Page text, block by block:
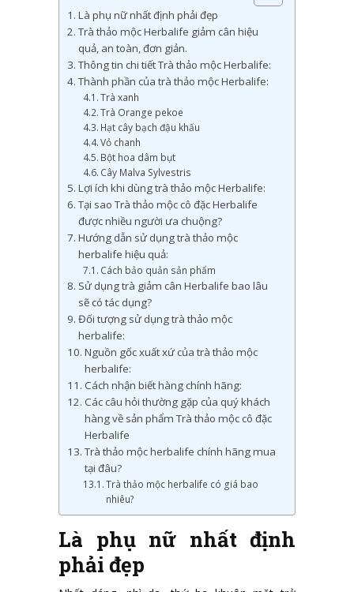
Là phụ nữ nhất định phải đẹp
Trà thảo mộc Herbalife giảm cân hiệu
quả, an toàn, đơn giản.
Thông tin chi tiết Trà thảo mộc Herbalife:
Thành phần của trà thảo mộc Herbalife:
Trà xanh
Trà Orange pekoe
Hạt cây bạch đậu khấu
Vỏ chanh
Bột hoa dâm bụt
Cây Malva Sylvestris
Lợi ích khi dùng trà thảo mộc Herbalife:
Tại sao Trà thảo mộc cô đặc Herbalife
được nhiều người ưa chuộng?
Hướng dẫn sử dụng trà thảo mộc
herbalife hiệu quả:
Cách bảo quản sản phẩm
Sử dụng trà giảm cân Herbalife bao lâu
sẽ có tác dụng?
Đối tượng sử dụng trà thảo mộc
herbalife:
Nguồn gốc xuất xứ của trà thảo mộc
herbalife:
Cách nhận biết hàng chính hãng:
Các câu hỏi thường gặp của quý khách
hàng về sản phẩm Trà thảo mộc cô đặc
Herbalife
Trà thảo mộc herbalife chính hãng mua
tại đâu?
Trà thảo mộc herbalife có giá bao
nhiêu?
Là phụ nữ nhất định
phải đẹp